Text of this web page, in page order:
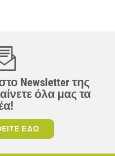
Newsletter της
όλα μας τα
ΕΔΩ